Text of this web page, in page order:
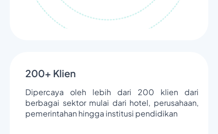
200+ Klien
Dipercaya oleh lebih dari 200 klien dari
berbagai sektor mulai dari hotel, perusahaan,
pemerintahan hingga institusi pendidikan